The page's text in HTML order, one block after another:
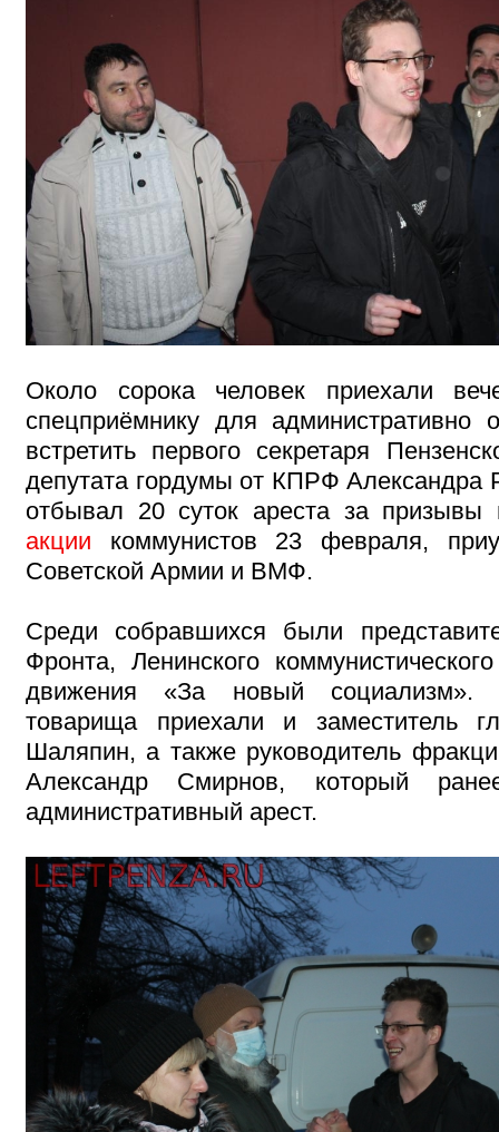
Около сорока человек приехали
спецприёмнику для административно
встретить первого секретаря
депутата гордумы от КПРФ Александра
отбывал 20 суток ареста за призывы
акции коммунистов 23 февраля,
Советской Армии и ВМФ.
Среди собравшихся были
Фронта, Ленинского
движения «За новый социализм».
товарища приехали и заместитель
Шаляпин, а также руководитель
Александр Смирнов, который
административный арест.